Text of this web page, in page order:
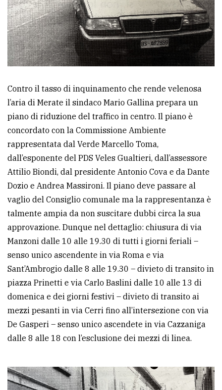
Contro il tasso di inquinamento che rende velenosa
l’aria di Merate il sindaco Mario Gallina prepara un
piano di riduzione del traffico in centro. Il piano è
concordato con la Commissione Ambiente
rappresentata dal Verde Marcello Toma,
dall’esponente del PDS Veles Gualtieri, dall’assessore
Attilio Biondi, dal presidente Antonio Cova e da Dante
Dozio e Andrea Massironi. Il piano deve passare al
vaglio del Consiglio comunale ma la rappresentanza è
talmente ampia da non suscitare dubbi circa la sua
approvazione. Dunque nel dettaglio: chiusura di via
Manzoni dalle 10 alle 19.30 di tutti i giorni feriali –
senso unico ascendente in via Roma e via
Sant’Ambrogio dalle 8 alle 19.30 – divieto di transito in
piazza Prinetti e via Carlo Baslini dalle 10 alle 13 di
domenica e dei giorni festivi – divieto di transito ai
mezzi pesanti in via Cerri fino all’intersezione con via
De Gasperi – senso unico ascendete in via Cazzaniga
dalle 8 alle 18 con l’esclusione dei mezzi di linea.